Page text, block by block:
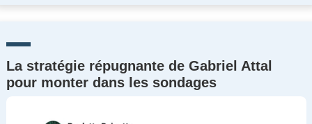
La stratégie répugnante de Gabriel Attal
pour monter dans les sondages